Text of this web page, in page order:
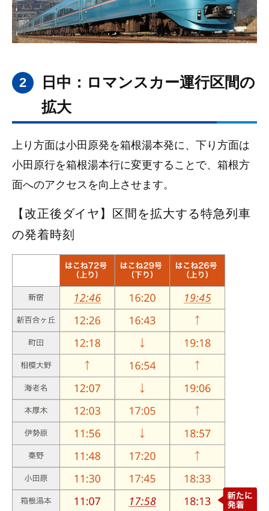
2
日中：ロマンスカー運行区間の
拡大
上り方面は小田原発を箱根湯本発に、下り方面は
小田原行を箱根湯本行に変更することで、箱根方
面へのアクセスを向上させます。
【改正後ダイヤ】区間を拡大する特急列車
の発着時刻